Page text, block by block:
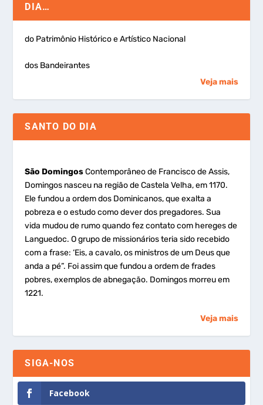
DIA…
do Patrimônio Histórico e Artístico Nacional
dos Bandeirantes
Veja mais
SANTO DO DIA
São DomingosContemporâneo de Francisco de Assis,
Domingos nasceu na região de Castela Velha, em 1170.
Ele fundou a ordem dos Dominicanos, que exalta a
pobreza e o estudo como dever dos pregadores. Sua
vida mudou de rumo quando fez contato com hereges de
Languedoc. O grupo de missionários teria sido recebido
com a frase: ‘Eis, a cavalo, os ministros de um Deus que
anda a pé”. Foi assim que fundou a ordem de frades
pobres, exemplos de abnegação. Domingos morreu em
1221.
Veja mais
SIGA-NOS
Facebook